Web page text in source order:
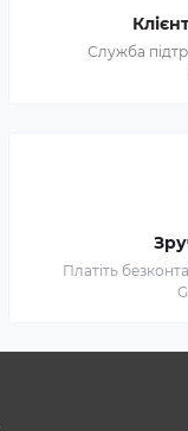
Служба
Платіть